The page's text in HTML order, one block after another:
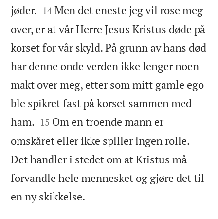
jøder. 

14 Men det eneste jeg vil rose meg
over, er at vår Herre Jesus Kristus døde på
korset for vår skyld. På grunn av hans død
har denne onde verden ikke lenger noen
makt over meg, etter som mitt gamle ego
ble spikret fast på korset sammen med
ham. 

15 Om en troende mann er
omskåret eller ikke spiller ingen rolle.
Det handler i stedet om at Kristus må
forvandle hele mennesket og gjøre det til
en ny skikkelse.